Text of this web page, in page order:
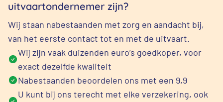
uitvaartondernemer zijn?
Wij staan nabestaanden met zorg en aandacht bij,
van het eerste contact tot en met de uitvaart.
Wij zijn vaak duizenden euro’s goedkoper, voor
exact dezelfde kwaliteit
Nabestaanden beoordelen ons met een 9,9
U kunt bij ons terecht met elke verzekering, ook